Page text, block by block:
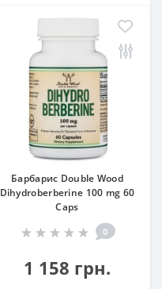
Барбарис Double Wood
Dihydroberberine 100 mg 60
Caps
0
1 158 грн.